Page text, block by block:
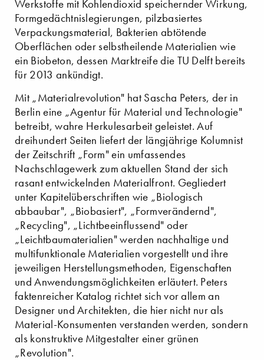
Werkstoffe mit Kohlendioxid speichernder Wirkung,
Formgedächtnislegierungen, pilzbasiertes
Verpackungsmaterial, Bakterien abtötende
Oberflächen oder selbstheilende Materialien wie
ein Biobeton, dessen Marktreife die TU Delft bereits
für 2013 ankündigt.
Mit „Materialrevolution" hat Sascha Peters, der in
Berlin eine „Agentur für Material und Technologie"
betreibt, wahre Herkulesarbeit geleistet. Auf
dreihundert Seiten liefert der längjährige Kolumnist
der Zeitschrift „Form" ein umfassendes
Nachschlagewerk zum aktuellen Stand der sich
rasant entwickelnden Materialfront. Gegliedert
unter Kapitelüberschriften wie „Biologisch
abbaubar", „Biobasiert", „Formverändernd",
„Recycling", „Lichtbeeinflussend" oder
„Leichtbaumaterialien" werden nachhaltige und
multifunktionale Materialien vorgestellt und ihre
jeweiligen Herstellungsmethoden, Eigenschaften
und Anwendungsmöglichkeiten erläutert. Peters
faktenreicher Katalog richtet sich vor allem an
Designer und Architekten, die hier nicht nur als
Material-Konsumenten verstanden werden, sondern
als konstruktive Mitgestalter einer grünen
„Revolution".